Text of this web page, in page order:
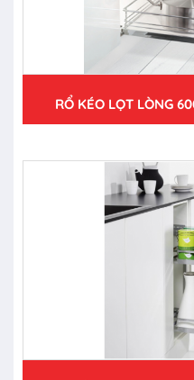
RỔ KÉO LỌT LÒNG